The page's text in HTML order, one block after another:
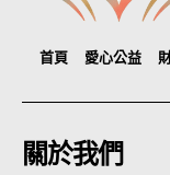
首頁 愛心公益
關於我們